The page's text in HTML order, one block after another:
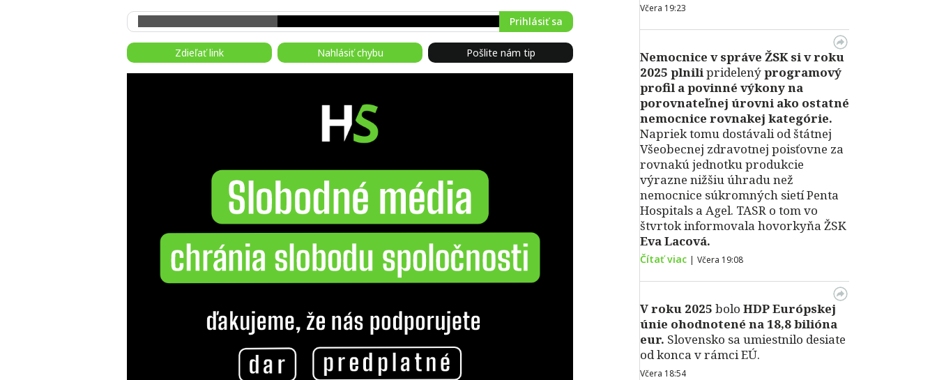
Prihlásiť sa
Zdieľať link Nahlásiť chybu Pošlite nám tip
Včera 19:23
Nemocnice v správe ŽSK si v roku
2025 plnilipridelenýprogramový
profil a povinné výkony na
porovnateľnej úrovni ako ostatné
nemocnice rovnakej kategórie.
Napriek tomu dostávali od štátnej
Všeobecnej zdravotnej poisťovne za
rovnakú jednotku produkcie
výrazne nižšiu úhradu než
nemocnice súkromných sietí Penta
Hospitals a Agel. TASR o tom vo
štvrtok informovala hovorkyňa ŽSK
Eva Lacová.
Čítať viac | Včera 19:08
V roku 2025 bolo HDPEurópskej
únie ohodnotené na 18,8 bilióna
eur. Slovensko sa umiestnilo desiate
od konca v rámci EÚ.
Včera 18:54